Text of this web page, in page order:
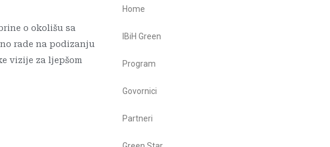
o okolišu sa
rade na podizanju
vizije za ljepšom
Home
IBiH Green
Program
Govornici
Partneri